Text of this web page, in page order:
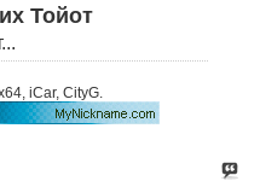
Тойот
iCar, CityG.